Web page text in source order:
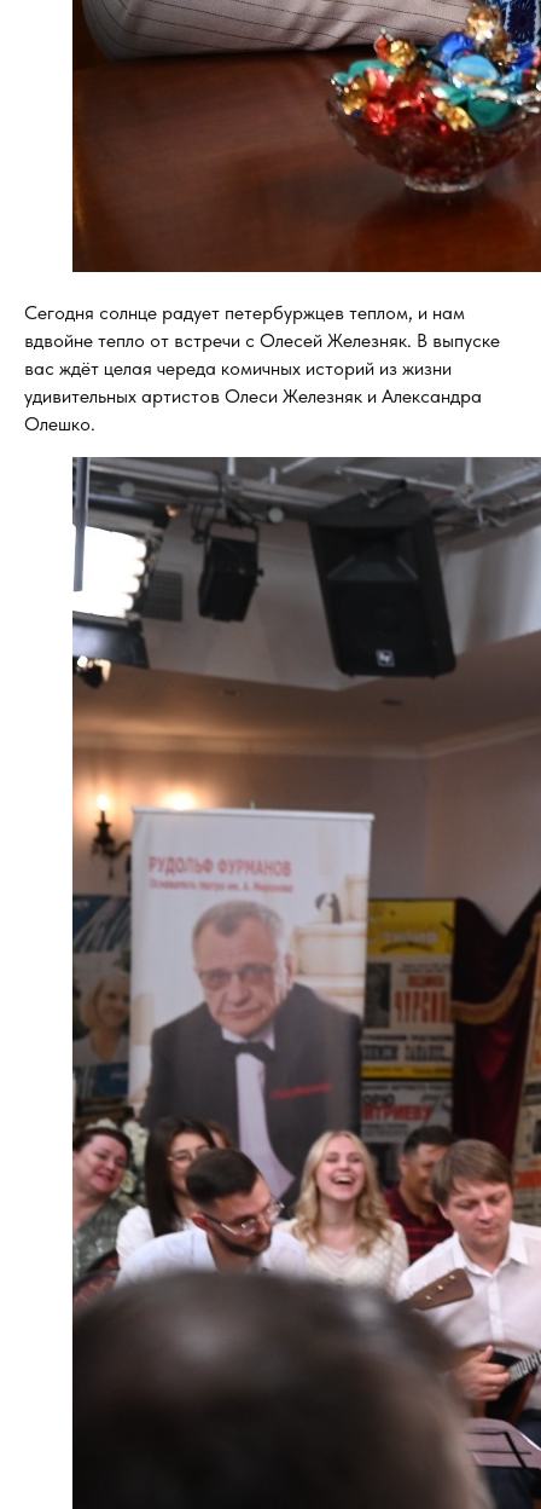
Сегодня солнце радует петербуржцев теплом, и нам
вдвойне тепло от встречи с Олесей Железняк. В выпуске
вас ждёт целая череда комичных историй из жизни
удивительных артистов Олеси Железняк и Александра
Олешко.